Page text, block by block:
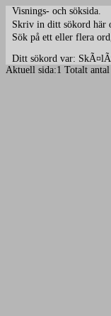
Visnings- och
Skriv in ditt sökord här
Sök på ett eller flera
Ditt sökord var:
Aktuell sida:1 Totalt